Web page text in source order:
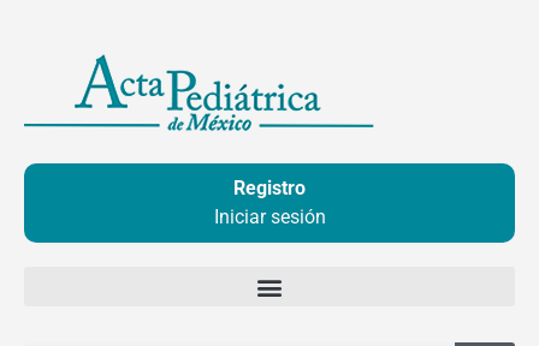
contenido
Registro
Iniciar sesión